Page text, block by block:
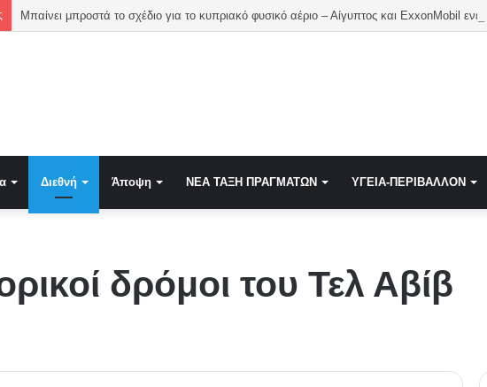
Διεθνή Άποψη NEA TAΞΗ ΠΡΑΓΜΑΤΩΝ ΥΓΕΙΑ-ΠΕΡΙΒΑΛΛΟΝ
δρόμοι του Τελ Αβίβ